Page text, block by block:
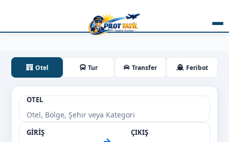
Otel Tur Transfer Feribot
OTEL
GİRİŞ ÇIKIŞ